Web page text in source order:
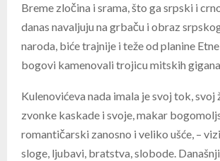
Breme zločina i srama, što ga srpski i
danas navaljuju na grbaču i obraz
naroda, biće trajnije i teže od planine
bogovi kamenovali trojicu mitskih
Kulenovićeva nada imala je svoj tok, svoj
zvonke kaskade i svoje, makar
romantičarski zanosno i veliko ušće, –
sloge, ljubavi, bratstva, slobode.